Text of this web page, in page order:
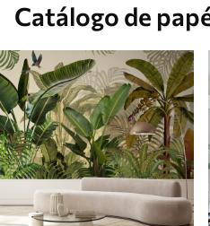
Catálogo de